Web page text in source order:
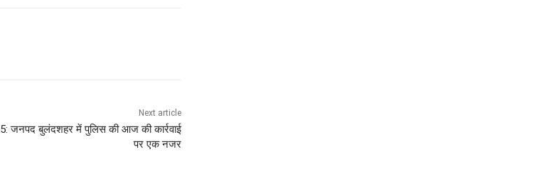
Next article
जनपद बुलंदशहर में पुलिस की आज की कार्रवाई
पर एक नजर